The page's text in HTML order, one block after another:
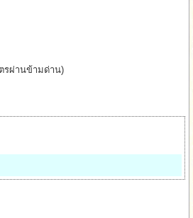
รผ่านข้ามด่าน)